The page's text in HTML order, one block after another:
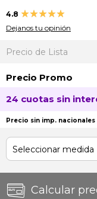
4.8 Valoración:
96
% of100
Dejanos tu opinión
Precio de Lista
Precio Promo
24 cuotas sin
Precio sin imp. nacionales
Calcular